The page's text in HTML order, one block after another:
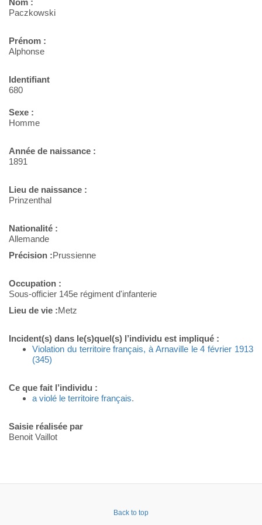
Nom :
Paczkowski
Prénom :
Alphonse
Identifiant
680
Sexe :
Homme
Année de naissance :
1891
Lieu de naissance :
Prinzenthal
Nationalité :
Allemande
Précision :Prussienne
Occupation :
Sous-officier 145e régiment d'infanterie
Lieu de vie :Metz
Incident(s) dans le(s)quel(s) l’individu est impliqué :
Violation du territoire français, à Arnaville le 4 février 1913
(345)
Ce que fait l’individu :
a violé le territoire français.
Saisie réalisée par
Benoit Vaillot
Back to top